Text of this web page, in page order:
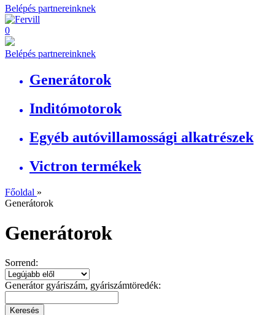
Belépés partnereinknek
0
Belépés partnereinknek
Generátorok
Inditómotorok
Egyéb autóvillamossági alkatrészek
Victron termékek
Főoldal »
Generátorok
Generátorok
Sorrend:
Generátor gyáriszám, gyáriszámtöredék: